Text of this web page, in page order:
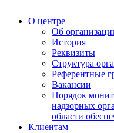
О центре
Об
История
Реквизиты
Структура
Референтные
Вакансии
Порядок
надзорных
области
Клиентам